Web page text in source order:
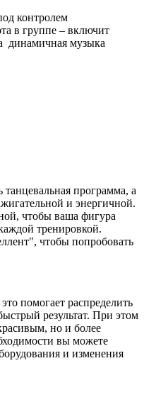
контролем
в группе – включит
динамичная музыка
программа, а
и энергичной.
чтобы ваша фигура
тренировкой.
чтобы попробовать
помогает распределить
результат. При этом
но и более
вы можете
и изменения